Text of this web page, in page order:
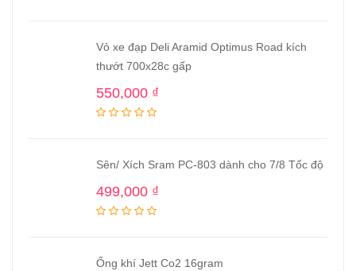
Vỏ xe đạp Deli Aramid Optimus Road kích
thướt 700x28c gấp
550,000 ₫
Sên/ Xích Sram PC-803 dành cho 7/8 Tốc độ
499,000 ₫
Ống khí Jett Co2 16gram